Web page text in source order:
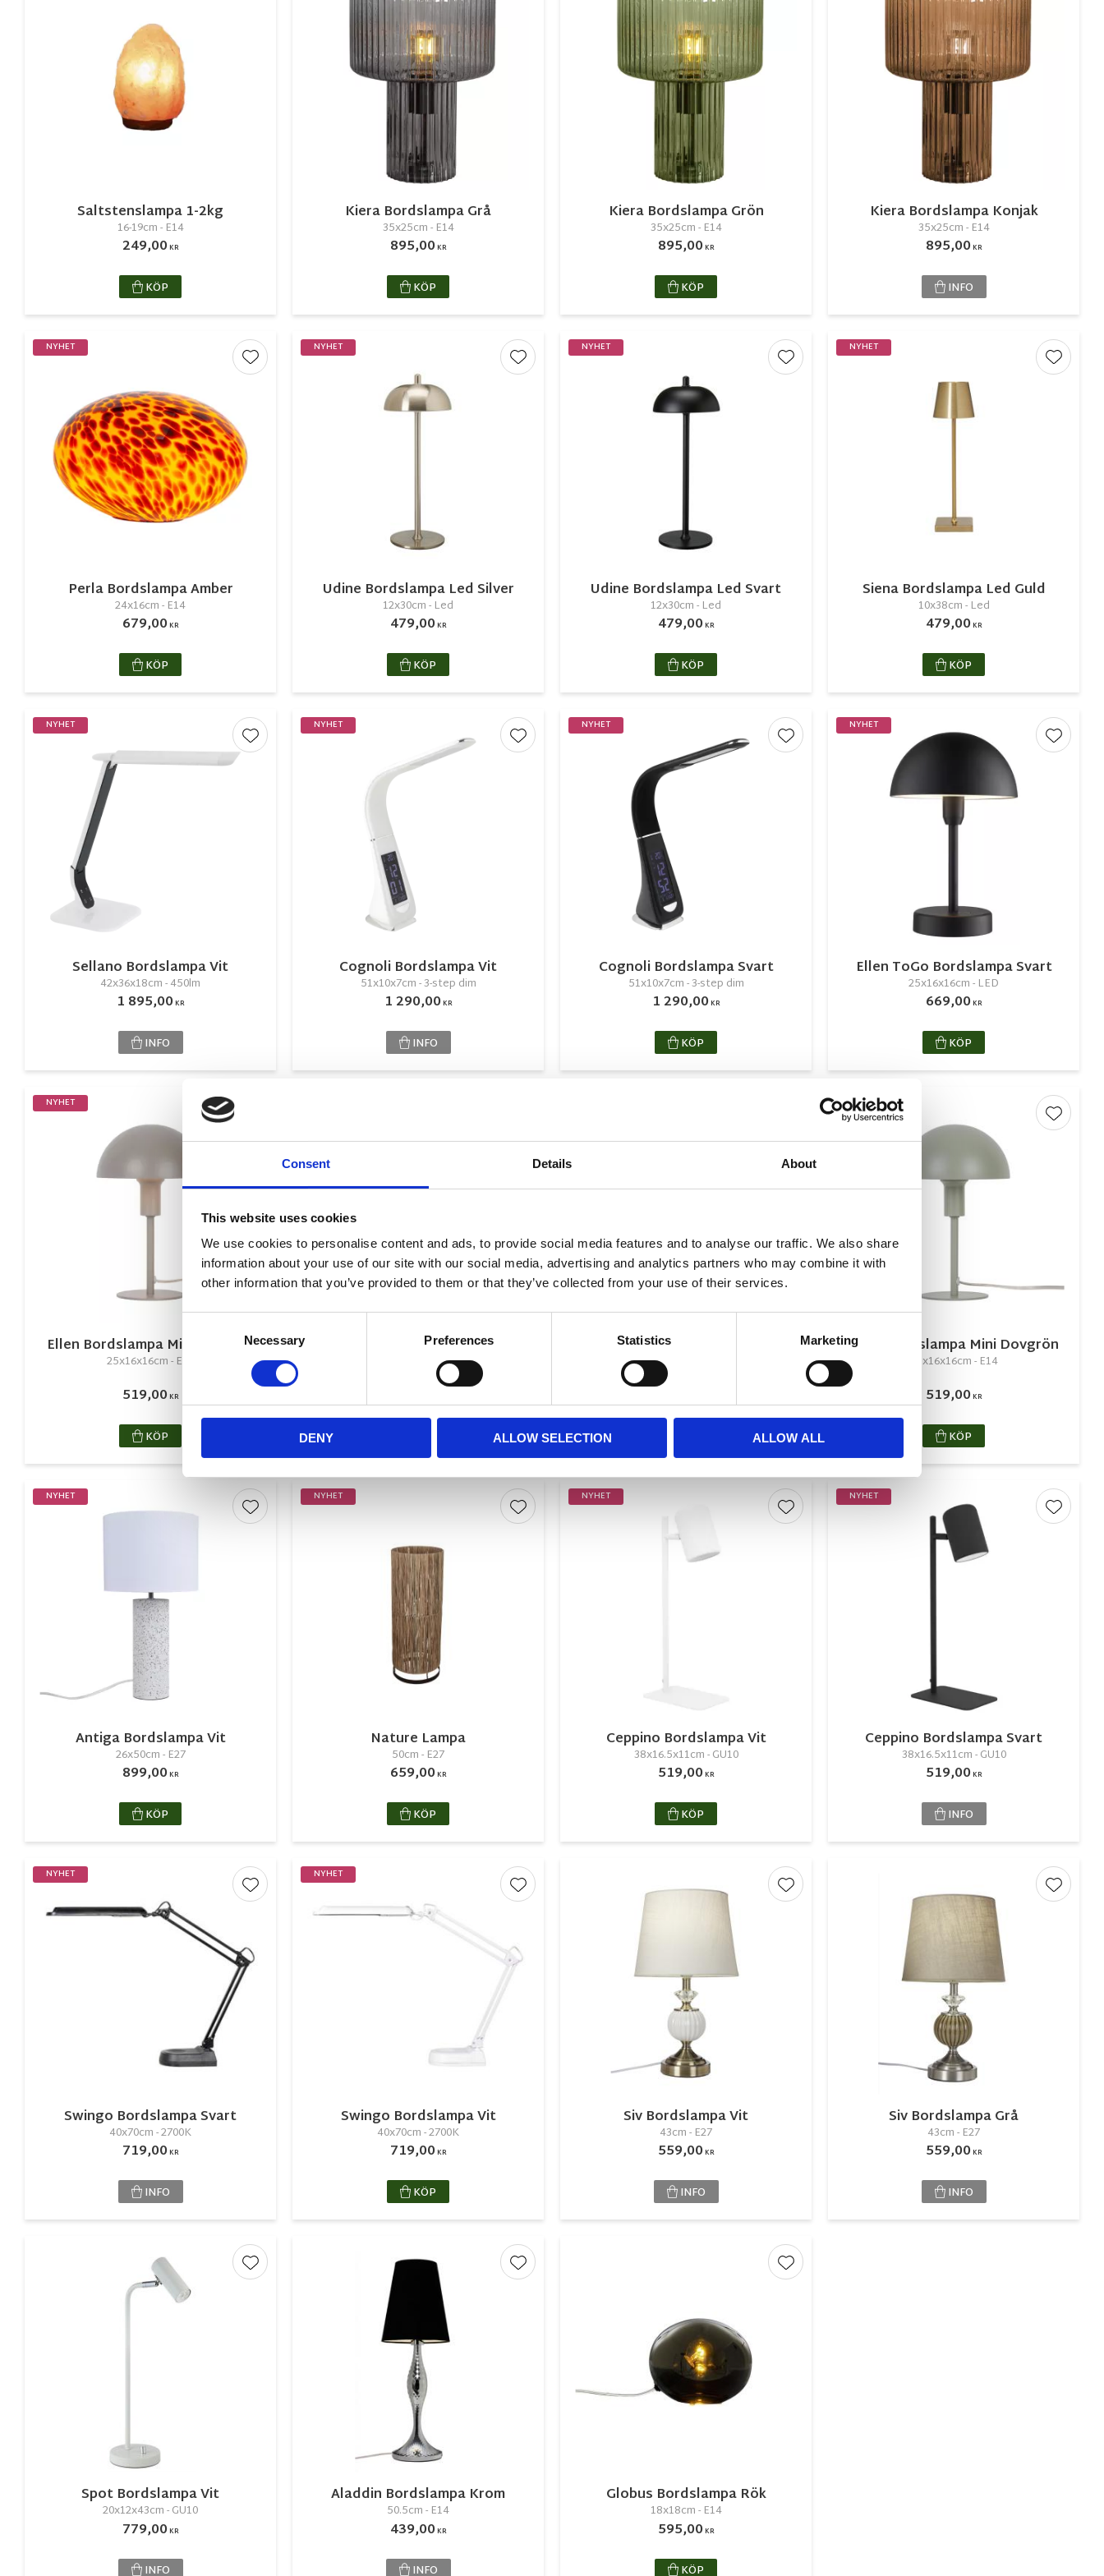
Consent Details About
This website uses cookies
We use cookies to personalise content and ads, to provide social media features and to analyse our traffic. We also share
information about your use of our site with our social media, advertising and analytics partners who may combine it with
other information that you’ve provided to them or that they’ve collected from your use of their services.
Selection
Necessary Preferences Statistics Marketing
DENY ALLOW SELECTION ALLOW ALL
Saltstenslampa 1-2kg
16-19cm - E14
249,00KR
KÖP
Kiera Bordslampa Grå
35x25cm - E14
895,00KR
KÖP
Kiera Bordslampa Grön
35x25cm - E14
895,00KR
KÖP
Kiera Bordslampa Konjak
35x25cm - E14
895,00KR
INFO
Perla Bordslampa Amber
24x16cm - E14
679,00KR
NYHET
Lägg till i favoriter
KÖP
Udine Bordslampa Led Silver
12x30cm - Led
479,00KR
NYHET
Lägg till i favoriter
KÖP
Udine Bordslampa Led Svart
12x30cm - Led
479,00KR
NYHET
Lägg till i favoriter
KÖP
Siena Bordslampa Led Guld
10x38cm - Led
479,00KR
NYHET
Lägg
KÖP
Sellano Bordslampa Vit
42x36x18cm - 450lm
1 895,00KR
NYHET
Lägg till i favoriter
INFO
Cognoli Bordslampa Vit
51x10x7cm - 3-step dim
1 290,00KR
NYHET
Lägg till i favoriter
INFO
Cognoli Bordslampa Svart
51x10x7cm - 3-step dim
1 290,00KR
NYHET
Lägg till i favoriter
KÖP
Ellen ToGo Bordslampa Svart
25x16x16cm - LED
669,00KR
NYHET
Lägg
KÖP
Ellen Bordslampa Mini Lys Brun
25x16x16cm - E14
519,00 KR
NYHET
KÖP
Kensington Bordslampa
Mässing
50x27x12cm - E14
Saltstenslampa 5-7kg
25-28cm - E14
Lägg till i favoriter
Ellen Bordslampa Mini Dovgrön
25x16x16cm - E14
519,00KR
NYHET
Lägg
KÖP
Antiga Bordslampa Vit
26x50cm - E27
899,00KR
NYHET
Lägg till i favoriter
KÖP
Nature Lampa
50cm - E27
659,00KR
NYHET
Lägg till i favoriter
KÖP
Ceppino Bordslampa Vit
38x16.5x11cm - GU10
519,00KR
NYHET
Lägg till i favoriter
KÖP
Ceppino Bordslampa Svart
38x16.5x11cm - GU10
519,00KR
NYHET
Lägg
INFO
Swingo Bordslampa Svart
40x70cm - 2700K
719,00KR
NYHET
Lägg till i favoriter
INFO
Swingo Bordslampa Vit
40x70cm - 2700K
719,00KR
NYHET
Lägg till i favoriter
KÖP
Siv Bordslampa Vit
43cm - E27
559,00KR
Lägg till i favoriter
INFO
Siv Bordslampa Grå
43cm - E27
559,00KR
Lägg
INFO
Spot Bordslampa Vit
20x12x43cm - GU10
779,00KR
Lägg till i favoriter
INFO
Aladdin Bordslampa Krom
50.5cm - E14
439,00KR
Lägg till i favoriter
INFO
Globus Bordslampa Rök
18x18cm - E14
595,00KR
Lägg till i favoriter
KÖP